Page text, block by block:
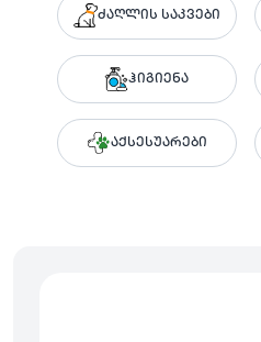
ძაღლის საკვები
ჰიგიენა
აქსესუარები